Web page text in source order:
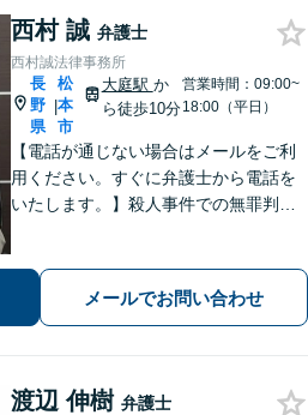
西村 誠 弁護士
西村誠法律事務所
長
野
県
|
松
本
市
大庭駅 か
ら徒歩10分
営業時間：09:00~
18:00（平日）
【電話が通じない場合はメールをご利
用ください。すぐに弁護士から電話を
いたします。】殺人事件での無罪判決
員、裁判員裁判対応可、夜間休日対応
可能、専用駐車場あり（無料）
メールでお問い合わせ
渡辺 伸樹 弁護士